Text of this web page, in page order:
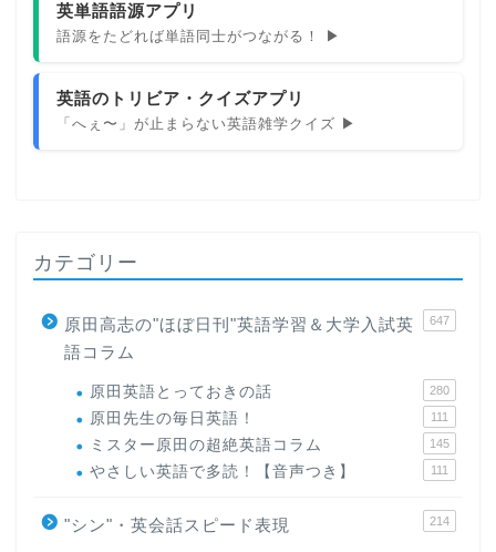
英単語語源アプリ
語源をたどれば単語同士がつながる！ ▶
英語のトリビア・クイズアプリ
「へぇ〜」が止まらない英語雑学クイズ ▶
カテゴリー
原田高志の"ほぼ日刊"英語学習＆大学入試英
語コラム
647
原田英語とっておきの話 280
原田先生の毎日英語！ 111
ミスター原田の超絶英語コラム 145
やさしい英語で多読！【音声つき】 111
"シン"・英会話スピード表現 214